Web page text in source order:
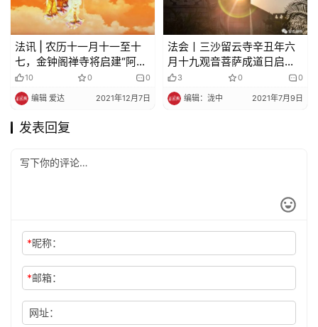
法讯 | 农历十一月十一至十
七，金钟阁禅寺将启建“阿弥
陀佛圣诞”佛七法会，超度祖
先、堕胎婴灵，欢迎十方大
众随喜参加
10 0 0
编辑 爱达 2021年12月7日
法会丨三沙留云寺辛丑年六
月十九观音菩萨成道日启建
平安普佛法会通启
3 0 0
编辑：泷中 2021年7月9日
发表回复
*昵称：
*邮箱：
网址：